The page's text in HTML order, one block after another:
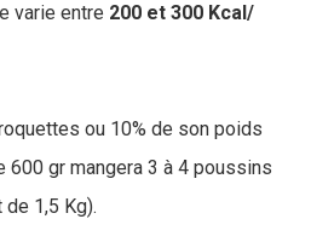
varie entre 200 et 300 Kcal/
ou 10% de son poids
600 gr mangera 3 à 4 poussins
1,5 Kg).